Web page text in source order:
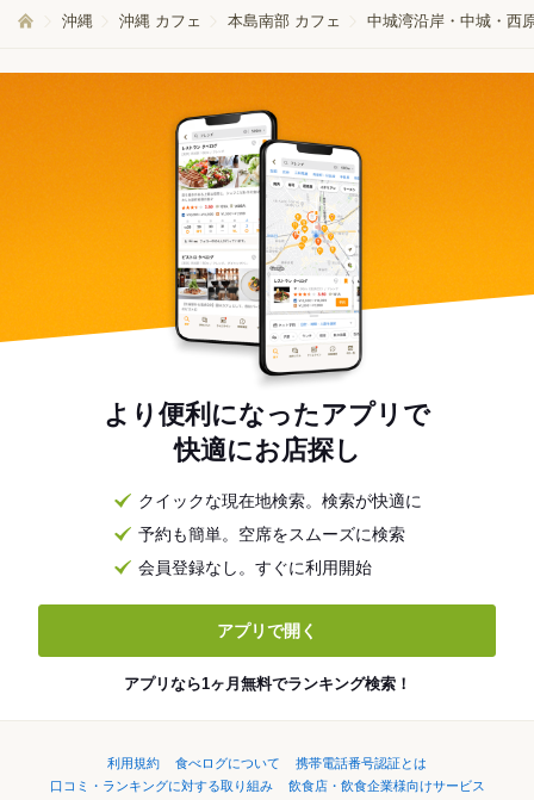
沖縄 沖縄 カフェ 本島南部 カフェ 中城湾沿岸・中城・西
より便利になったアプリで
快適にお店探し
クイックな現在地検索。検索が快適に
予約も簡単。空席をスムーズに検索
会員登録なし。すぐに利用開始
アプリで開く
アプリなら1ヶ月無料でランキング検索！
利用規約 食べログについて
携帯電話番号認証とは
口コミ・ランキングに対する取り組み
飲食店・飲食企業様向けサービス